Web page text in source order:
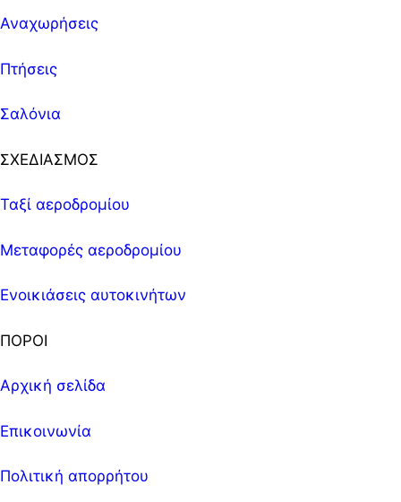
Αναχωρήσεις
Πτήσεις
Σαλόνια
ΣΧΕΔΙΑΣΜΟΣ
Ταξί αεροδρομίου
Μεταφορές αεροδρομίου
Ενοικιάσεις αυτοκινήτων
ΠΟΡΟΙ
Αρχική σελίδα
Επικοινωνία
Πολιτική απορρήτου